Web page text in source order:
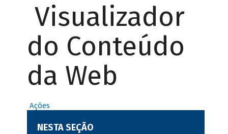
Visualizador
do Conteúdo
da Web
Ações
NESTA SEÇÃO